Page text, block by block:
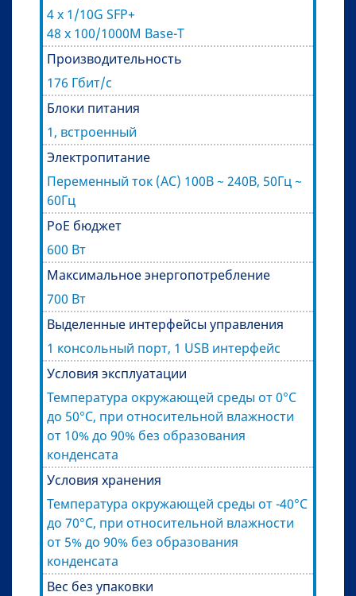
4 x 1/10G SFP+
48 x 100/1000M Base-T
Производительность
176 Гбит/с
Блоки питания
1, встроенный
Электропитание
Переменный ток (AC) 100В ~ 240В, 50Гц ~
60Гц
PoE бюджет
600 Вт
Максимальное энергопотребление
700 Вт
Выделенные интерфейсы управления
1 консольный порт, 1 USB интерфейс
Условия эксплуатации
Температура окружающей среды от 0°C
до 50°C, при относительной влажности
от 10% до 90% без образования
конденсата
Условия хранения
Температура окружающей среды от -40°C
до 70°C, при относительной влажности
от 5% до 90% без образования
конденсата
Вес без упаковки